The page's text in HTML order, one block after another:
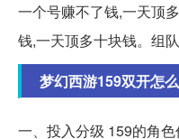
一个号赚不了钱,一天顶
钱,一天顶多十块钱。组
梦幻西游159双开怎
一、投入分级 159的角